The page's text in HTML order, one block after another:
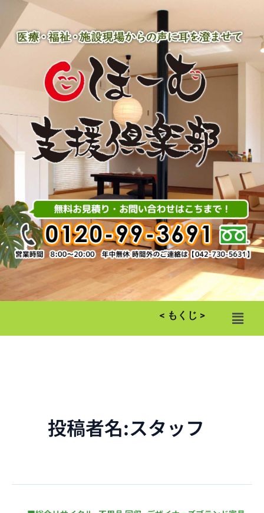
を
< もくじ > メ
ニ
ュ
投稿者名:スタッフ